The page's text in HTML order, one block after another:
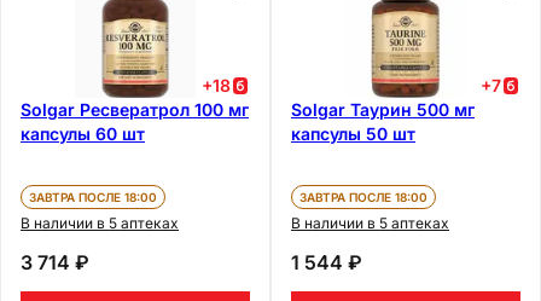
+18
Solgar Ресвератрол 100 мг
капсулы 60 шт
ЗАВТРА ПОСЛЕ 18:00
В наличии в 5 аптеках
3 714 ₽
+7
Solgar Таурин 500 мг
капсулы 50 шт
ЗАВТРА ПОСЛЕ 18:00
В наличии в 5 аптеках
1 544 ₽